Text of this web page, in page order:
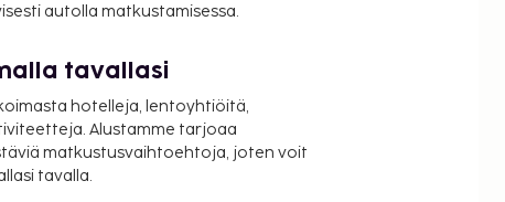
autolla matkustamisessa.
tavallasi
hotelleja, lentoyhtiöitä,
Alustamme tarjoaa
matkustusvaihtoehtoja, joten voit
tavalla.